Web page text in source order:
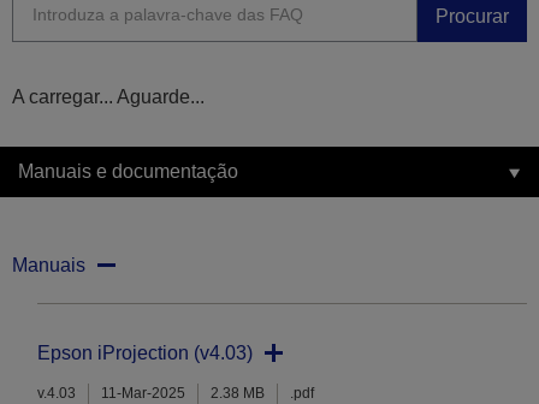
Procurar
A carregar... Aguarde...
Manuais e documentação
Manuais
Epson iProjection (v4.03)
v.4.03 11-Mar-2025 2.38 MB .pdf